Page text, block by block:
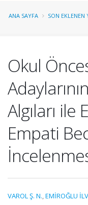
ANA SAYFA SON EKLENEN
Okul
Algıları
Empati
VAROL Ş. N.,EMİROĞLU